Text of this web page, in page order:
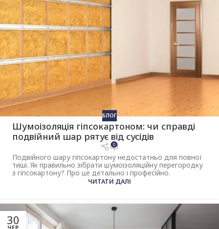
БЛОГ
Шумоізоляція гіпсокартоном: чи справді
подвійний шар рятує від сусідів
0
Подвійного шару гіпсокартону недостатньо для повної
тиші. Як правильно зібрати шумоізоляційну перегородку
з гіпсокартону? Про це детально і професійно.
ЧИТАТИ ДАЛІ
30